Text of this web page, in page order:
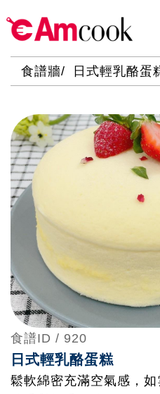
食譜牆 日式輕乳酪蛋
食譜ID / 920
日式輕乳酪蛋糕
鬆軟綿密充滿空氣感，